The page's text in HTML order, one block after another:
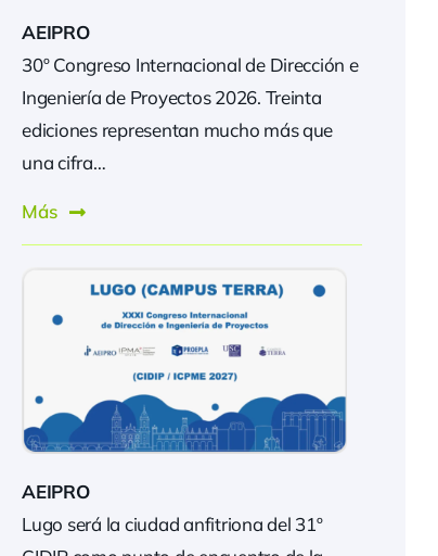
AEIPRO
30º Congreso Internacional de Dirección e
Ingeniería de Proyectos 2026. Treinta
ediciones representan mucho más que
una cifra…
Más
AEIPRO
Lugo será la ciudad anfitriona del 31º